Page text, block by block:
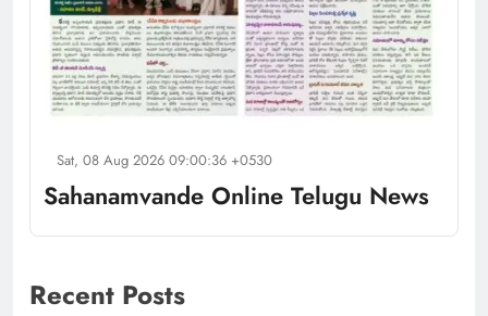
Sat, 08 Aug 2026 09:00:36 +0530
Sahanamvande Online Telugu News
Recent Posts